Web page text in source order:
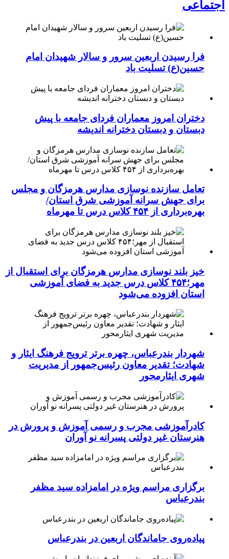
اجتماعی
فرا رسیدن اربعین سرور و سالار شهیدان امام
حسین(ع) تسلیت باد
دختران امروز معماران فردای جامعه با پیش
دبستان و دبستان دخترانه اندیشه
تعامل سازنده نوسازی مدارس هرمزگان و مجلس
برای جهش سرانه آموزشی شرق استان/
بهره‌برداری از ۴۵۴ کلاس درس تا مهرماه
خیز بلند نوسازی مدارس هرمزگان برای استقبال از
مهر؛۴۵۴ کلاس درس جدید به فضای آموزشی
استان افزوده می‌شود
شهردار بندرعباس، چهره برتر ترویج فرهنگ ایثار و
شهادت؛ تقدیر معاون رئیس‌جمهور از مدیریت
شهری ایثارمحور
کادرآموزشی مجرب و رسمی آموزش و پرورش در
هنرستان غیر دولتی پسرانه نو آوران
برگزاری مراسم ویژه در امامزاده سید مظفر
بندرعباس
پیاده‌روی جاماندگان اربعین در بندرعباس